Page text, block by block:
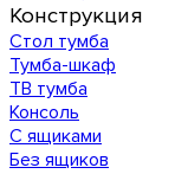
Конструкция
Стол тумба
Тумба-шкаф
ТВ тумба
Консоль
С ящиками
Без ящиков